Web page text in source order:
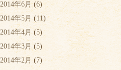
2014年6月(6)
2014年5月 (11)
2014年4月(5)
2014年3月(5)
2014年2月 (7)